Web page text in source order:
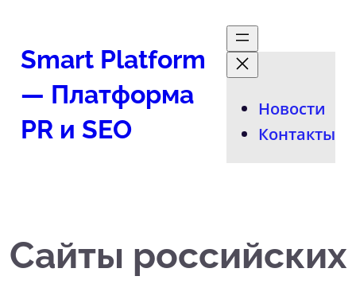
содержимому
Smart Platform
— Платформа
PR и SEO
Новости
Контакты
Сайты российских